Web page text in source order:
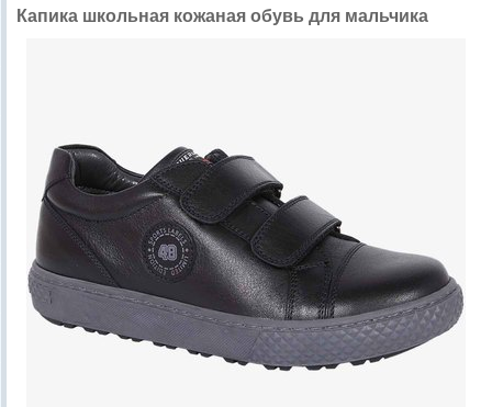
Капика школьная кожаная обувь для мальчика